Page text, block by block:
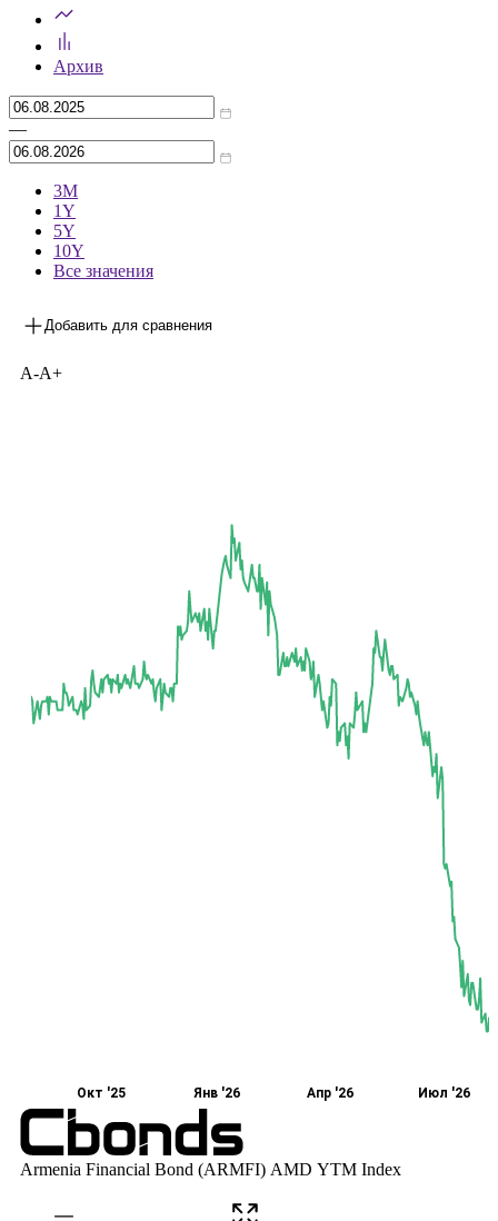
Архив
—
3М
1Y
5Y
10Y
Все значения
Добавить для сравнения